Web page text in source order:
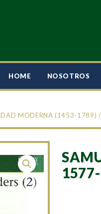
HOME NOSOTROS
MODERNA (1453-1789)